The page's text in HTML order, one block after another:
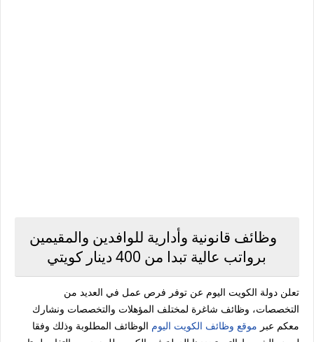
وظائف قانونية وأدارية للوافدين والمقيمين
برواتب عالية تبدا من 400 دينار كويتي
تعلن دولة الكويت اليوم عن توفر فرص عمل في العديد من
التخصصات، وظائف شاغرة لمختلف المؤهلات والتخصصات ونشارك
معكم عبر موقع وظائف الكويت اليوم الوظائف المطلوبة وذلك وفقا